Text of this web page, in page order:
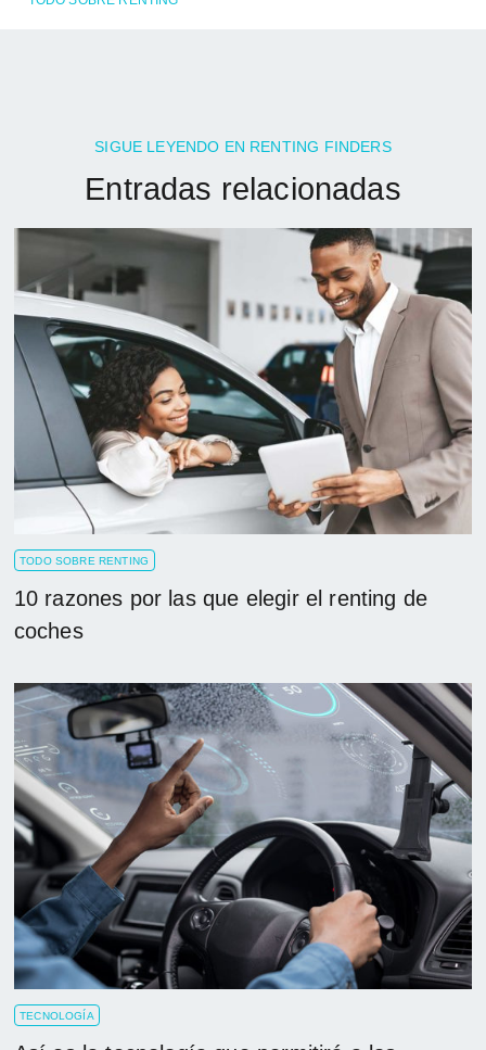
SIGUE LEYENDO EN RENTING FINDERS
Entradas relacionadas
TODO SOBRE RENTING
10 razones por las que elegir el renting de
coches
TECNOLOGÍA